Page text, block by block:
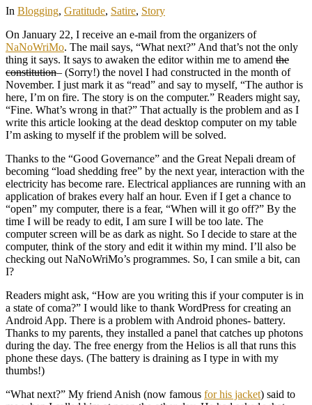
In Blogging, Gratitude, Satire, Story
On January 22, I receive an e-mail from the organizers of
NaNoWriMo. The mail says, “What next?” And that’s not the only
thing it says. It says to awaken the editor within me to amend the
constitution– (Sorry!) the novel I had constructed in the month of
November. I just mark it as “read” and say to myself, “The author is
here, I’m on fire. The story is on the computer.” Readers might say,
“Fine. What’s wrong in that?” That actually is the problem and as I
write this article looking at the dead desktop computer on my table
I’m asking to myself if the problem will be solved.
Thanks to the “Good Governance” and the Great Nepali dream of
becoming “load shedding free” by the next year, interaction with the
electricity has become rare. Electrical appliances are running with an
application of brakes every half an hour. Even if I get a chance to
“open” my computer, there is a fear, “When will it go off?” By the
time I will be ready to edit, I am sure I will be too late. The
computer screen will be as dark as night. So I decide to stare at the
computer, think of the story and edit it within my mind. I’ll also be
checking out NaNoWriMo’s programmes. So, I can smile a bit, can
I?
Readers might ask, “How are you writing this if your computer is in
a state of coma?” I would like to thank WordPress for creating an
Android App. There is a problem with Android phones- battery.
Thanks to my parents, they installed a panel that catches up photons
during the day. The free energy from the Helios is all that runs this
phone these days. (The battery is draining as I type in with my
thumbs!)
“What next?” My friend Anish (now famous for his jacket) said to